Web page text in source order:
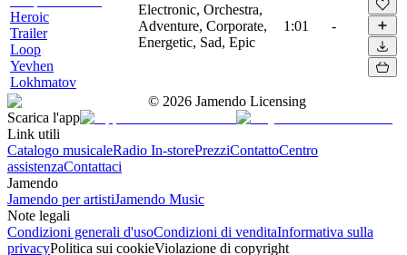
Heroic
Trailer
Loop
Yevhen
Lokhmatov
Electronic, Orchestra,
Adventure, Corporate,
Energetic, Sad, Epic
1:01 -
© 2026 Jamendo Licensing
Scarica l'app
Link utili
Catalogo musicaleRadio In-storePrezziContattoCentro
assistenzaContattaci
Jamendo
Jamendo per artistiJamendo Music
Note legali
Condizioni generali d'usoCondizioni di venditaInformativa sulla
privacyPolitica sui cookieViolazione di copyright